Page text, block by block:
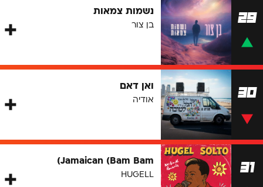
29 נשמות צמאות
בן צור
30 ואן דאם
אודיה
31
Jamaican (Bam Bam)
HUGELL